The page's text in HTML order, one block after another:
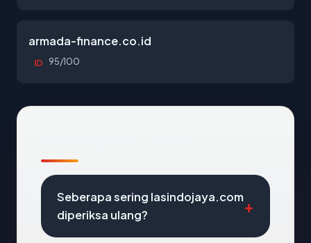
armada-finance.co.id
ID 95/100
Seberapa sering lasindojaya.com
diperiksa ulang?